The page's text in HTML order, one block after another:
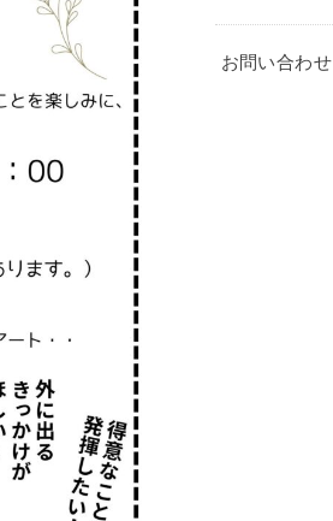
お問い合わせ